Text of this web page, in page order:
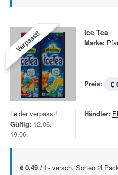
Verpasst! Ice Tea
Marke:
Preis: €
Leider verpasst!
Gültig: 12.06. -
19.06.
Händler:
€ 0,49 / l - versch. Sorten 2l